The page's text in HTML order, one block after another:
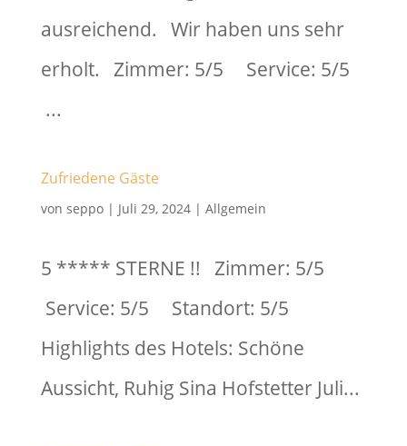
ausreichend. Wir haben uns sehr
erholt. Zimmer: 5/5 Service: 5/5
...
Zufriedene Gäste
von seppo| Juli 29, 2024| Allgemein
5 ***** STERNE !! Zimmer: 5/5
Service: 5/5 Standort: 5/5
Highlights des Hotels: Schöne
Aussicht, Ruhig Sina Hofstetter Juli...